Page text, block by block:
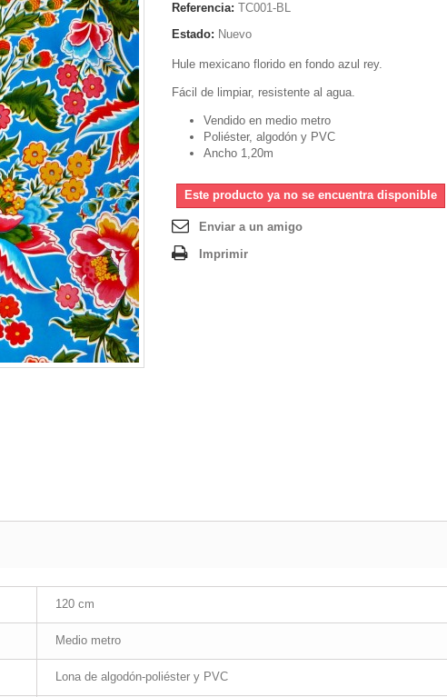
Referencia: TC001-BL
Estado: Nuevo
Hule mexicano florido en fondo azul rey.
Fácil de limpiar, resistente al agua.
Vendido en medio metro
Poliéster, algodón y PVC
Ancho 1,20m
Este producto ya no se encuentra disponible
Enviar a un amigo
Imprimir
120 cm
Medio metro
Lona de algodón-poliéster y PVC